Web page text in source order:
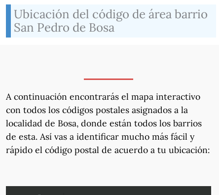
Ubicación del código de área barrio
San Pedro de Bosa
A continuación encontrarás el mapa interactivo
con todos los códigos postales asignados a la
localidad de Bosa, donde están todos los barrios
de esta. Así vas a identificar mucho más fácil y
rápido el código postal de acuerdo a tu ubicación: